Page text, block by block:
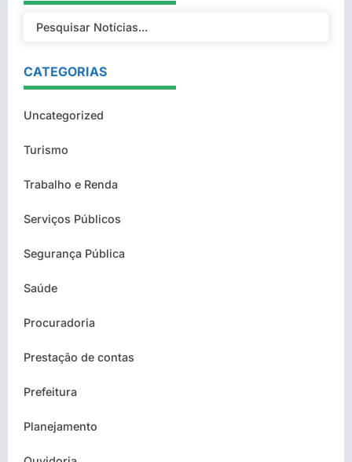
CATEGORIAS
Uncategorized
Turismo
Trabalho e Renda
Serviços Públicos
Segurança Pública
Saúde
Procuradoria
Prestação de contas
Prefeitura
Planejamento